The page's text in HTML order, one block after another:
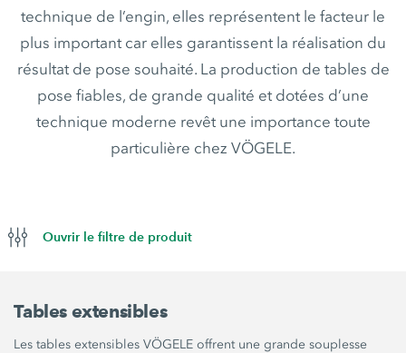
technique de l’engin, elles représentent le facteur le
plus important car elles garantissent la réalisation du
résultat de pose souhaité. La production de tables de
pose fiables, de grande qualité et dotées d’une
technique moderne revêt une importance toute
particulière chez VÖGELE.
Ouvrir le filtre de produit
Tables extensibles
Les tables extensibles VÖGELE offrent une grande souplesse